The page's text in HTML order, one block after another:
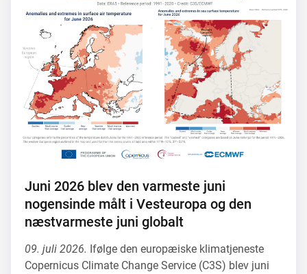
Juni 2026 blev den varmeste juni
nogensinde målt i Vesteuropa og den
næstvarmeste juni globalt
09. juli 2026. Ifølge den europæiske klimatjeneste
Copernicus Climate Change Service (C3S) blev juni